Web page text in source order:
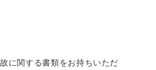
に関する書類をお持ちいただ